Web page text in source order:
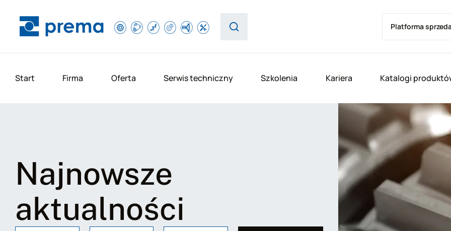
Platforma
Start Firma Oferta Serwis techniczny Szkolenia Kariera Katalogi
Najnowsze
aktualności